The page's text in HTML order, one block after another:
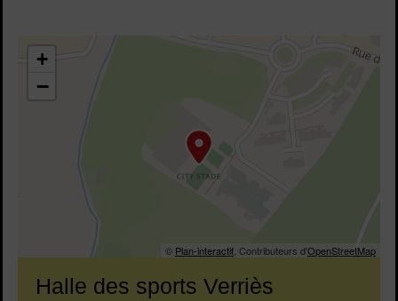
43.679551,3.808457
+
−
© Plan-interactif , Contributeurs d'OpenStreetMap
Halle des sports Verriès